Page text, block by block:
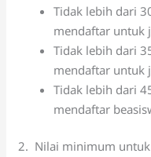
Tidak lebih dari
mendaftar untuk
Tidak lebih dari
mendaftar untuk
Tidak lebih dari
mendaftar
2. Nilai minimum